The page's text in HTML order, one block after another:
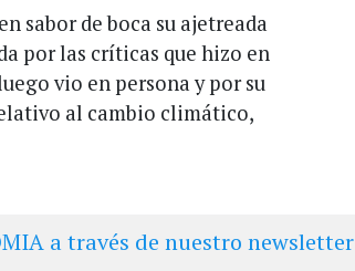
sabor de boca su ajetreada
por las críticas que hizo en
vio en persona y por su
al cambio climático,
a través de nuestro newsletter